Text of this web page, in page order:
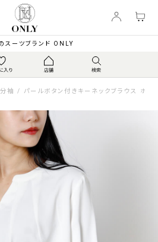
スーツブランド ONLY
袖 / パールボタン付きキーネックブラウス ホワ